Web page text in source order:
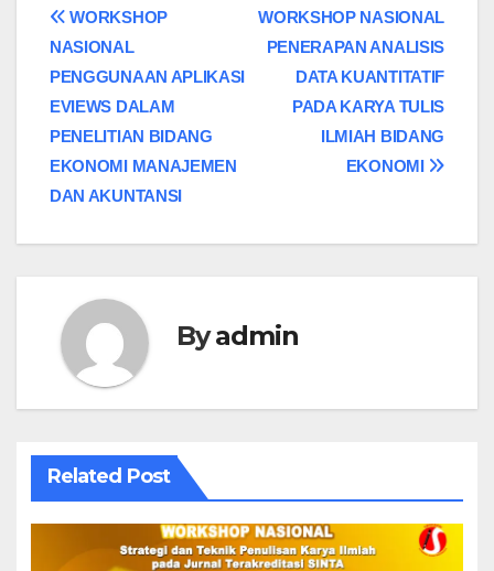
Navigasi
pos
WORKSHOP NASIONAL
PENERAPAN ANALISIS
DATA KUANTITATIF
PADA KARYA TULIS
ILMIAH BIDANG
EKONOMI
WORKSHOP
NASIONAL
PENGGUNAAN APLIKASI
EVIEWS DALAM
PENELITIAN BIDANG
EKONOMI MANAJEMEN
DAN AKUNTANSI
Byadmin
Related Post